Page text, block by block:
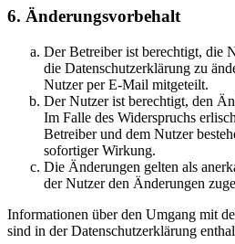
6. Änderungsvorbehalt
Der Betreiber ist berechtigt, die
die Datenschutzerklärung zu
Nutzer per E-Mail mitgeteilt.
Der Nutzer ist berechtigt, den
Im Falle des Widerspruchs
Betreiber und dem Nutzer
sofortiger Wirkung.
Die Änderungen gelten als
der Nutzer den Änderungen
Informationen über den Umgang mit
sind in der Datenschutzerklärung